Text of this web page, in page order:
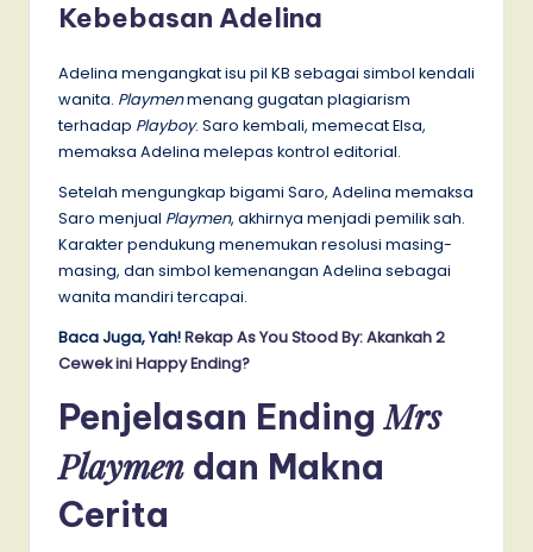
Kebebasan Adelina
Adelina mengangkat isu pil KB sebagai simbol kendali
wanita. Playmenmenang gugatan plagiarism
terhadap Playboy. Saro kembali, memecat Elsa,
memaksa Adelina melepas kontrol editorial.
Setelah mengungkap bigami Saro, Adelina memaksa
Saro menjual Playmen, akhirnya menjadi pemilik sah.
Karakter pendukung menemukan resolusi masing-
masing, dan simbol kemenangan Adelina sebagai
wanita mandiri tercapai.
Baca Juga, Yah!Rekap As You Stood By: Akankah 2
Cewek ini Happy Ending?
Penjelasan EndingMrs
Playmen dan Makna
Cerita